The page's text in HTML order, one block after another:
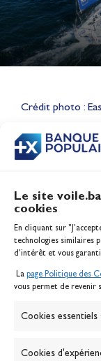
Le site
cookies
En cliquant sur
technologies similaires
d’intérêt et vous
La page Politique des
vous permet de revenir
Cookies
Cookies
Crédit photo :
Jeux